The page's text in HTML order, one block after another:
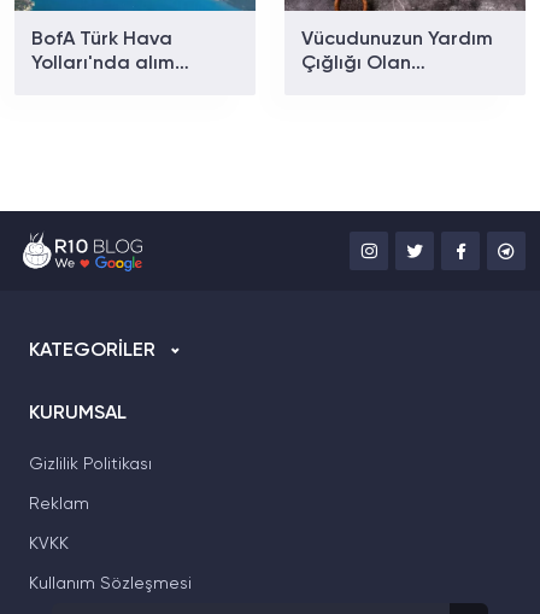
BofA Türk Hava
Yolları'nda alım
Vücudunuzun Yardım
Çığlığı Olan
KATEGORİLER
KURUMSAL
Gizlilik Politikası
Reklam
KVKK
Kullanım Sözleşmesi